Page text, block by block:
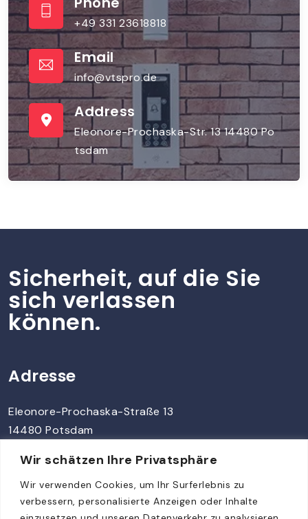
Wir schätzen Ihre Privatsphäre
Wir verwenden Cookies, um Ihr Surferlebnis zu
verbessern, personalisierte Anzeigen oder Inhalte
+49 331 23618818
Email
info@vtspro.de
Address
Eleonore-Prochaska-Str. 13 14480 Po
tsdam
Sicherheit, auf die Sie
sich verlassen
können.
Adresse
Eleonore-Prochaska-Straße 13
14480 Potsdam
Kontakt